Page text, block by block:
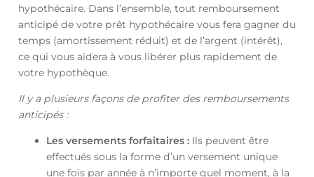
hypothécaire. Dans l’ensemble, tout remboursement
anticipé de votre prêt hypothécaire vous fera gagner du
temps (amortissement réduit) et de l’argent (intérêt),
ce qui vous aidera à vous libérer plus rapidement de
votre hypothèque.
Il y a plusieurs façons de profiter des remboursements
anticipés :
Les versements forfaitaires :Ils peuvent être
effectués sous la forme d’un versement unique
une fois par année à n’importe quel moment, à la